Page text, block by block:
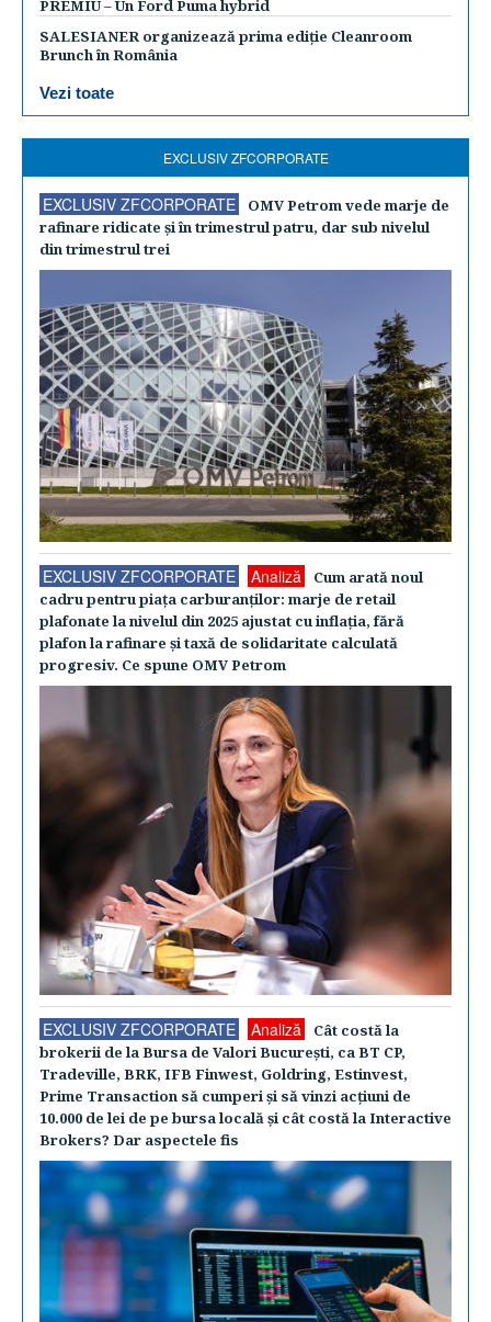
PREMIU – Un Ford Puma hybrid
SALESIANER organizează prima ediție Cleanroom
Brunch în România
Vezi toate
EXCLUSIV ZFCORPORATE
EXCLUSIV ZFCORPORATE
OMV Petrom vede marje de
rafinare ridicate şi în trimestrul patru, dar sub nivelul
din trimestrul trei
EXCLUSIV ZFCORPORATE Analiză
Cum arată noul
cadru pentru piaţa carburanţilor: marje de retail
plafonate la nivelul din 2025 ajustat cu inflaţia, fără
plafon la rafinare şi taxă de solidaritate calculată
progresiv. Ce spune OMV Petrom
EXCLUSIV ZFCORPORATE Analiză
Cât costă la
brokerii de la Bursa de Valori Bucureşti, ca BT CP,
Tradeville, BRK, IFB Finwest, Goldring, Estinvest,
Prime Transaction să cumperi şi să vinzi acţiuni de
10.000 de lei de pe bursa locală şi cât costă la Interactive
Brokers? Dar aspectele fis